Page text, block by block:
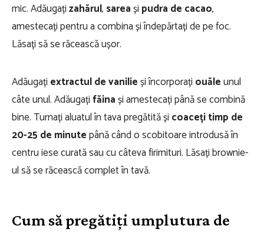
mic. Adăugațizahărul, sareași pudra de cacao,
amestecați pentru a combina și îndepărtați de pe foc.
Lăsați să se răcească ușor.
Adăugați extractul de vanilieși încorporați ouăleunul
câte unul. Adăugațifăinași amestecați până se combină
bine. Turnați aluatul în tava pregătită și coaceți timp de
20-25 de minutepână când o scobitoare introdusă în
centru iese curată sau cu câteva firimituri. Lăsați brownie-
ul să se răcească complet în tavă.
Cum să pregătiți umplutura de